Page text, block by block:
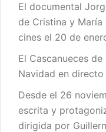
El documental
de Cristina y María
cines el 20 de
El Cascanueces
Navidad en
Desde el 26
escrita y
dirigida por